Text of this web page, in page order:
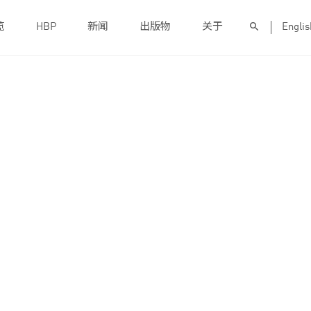
HBP 新闻 出版物 关于